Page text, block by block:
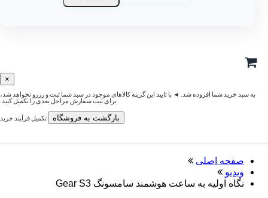
×
به سبد خرید شما افزوده شد. ◄ با تایید این گزینه کالاهای موجود در سبد شما ثبت و رزرو نخواهد شد،
برای ثبت سفارش مراحل بعدی را تکمیل کنید.
بازگشت به فروشگاه تکمیل فرآیند خرید
صفحه اصلی
ویدیو
نگاه اولیه به ساعت هوشمند سامسونگ Gear S3